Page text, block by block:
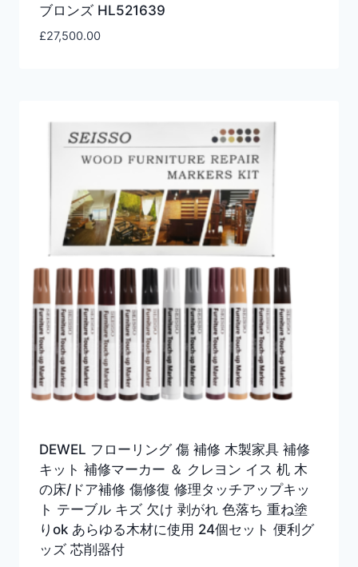
ブロンズ HL521639
£27,500.00
DEWEL フローリング 傷 補修 木製家具 補修
キット 補修マーカー ＆ クレヨン イス 机 木
の床/ドア補修 傷修復 修理タッチアップキッ
ト テーブル キズ 欠け 剥がれ 色落ち 重ね塗
りok あらゆる木材に使用 24個セット 便利グ
ッズ 芯削器付